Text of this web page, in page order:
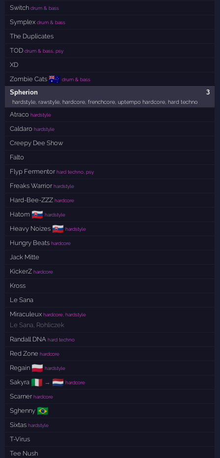
Switch drum & bass
Symplex drum & bass
The Duplicates
TOD drum & bass, psy
XD
Zombie Cats 🇦🇺 drum & bass
3
Spherion
hardstyle, rawstyle, hardcore, frenchcore, uptempo hardcore, hard techno
Atraco hardstyle
Caldaro hardstyle
Creepy Dee Show
Falto
Flyp Fermentor hard techno, psy
Freaks Warrior hardstyle
Hard-Bee-ZZZ hardcore
Hatom 🇸🇰 hardstyle
Heavy Noizes 🇸🇰 hardstyle
Hungry Beats hardcore
Jack Mitte
KickerZ hardcore
Kross
Le Sana
Miraculeux hardcore, hardstyle
Le Sana Rohliczek
Randall DNA hard techno
Red Zone hardcore
Regain 🇵🇱 hardstyle
Sakyra 🇮🇹 → 🇳🇱 hardcore
Scarner hardcore
Sghenny 🇧🇷
Sixtas hardstyle
T-Virus
Tee Nush